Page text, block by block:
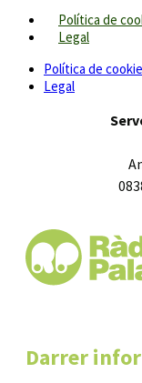
Política de
Legal
Política de
Legal
Darrer